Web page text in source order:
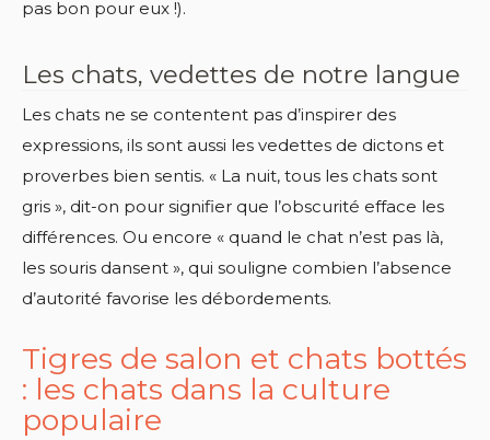
pas bon pour eux !).
Les chats, vedettes de notre langue
Les chats ne se contentent pas d’inspirer des
expressions, ils sont aussi les vedettes de dictons et
proverbes bien sentis. « La nuit, tous les chats sont
gris », dit-on pour signifier que l’obscurité efface les
différences. Ou encore « quand le chat n’est pas là,
les souris dansent », qui souligne combien l’absence
d’autorité favorise les débordements.
Tigres de salon et chats bottés
: les chats dans la culture
populaire